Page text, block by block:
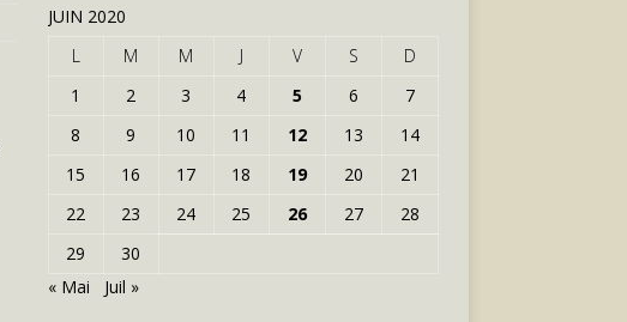
JUIN 2020
L
M M J V S
D
1
2 3 4 5 6
7
8
9 10 11 12 13
14
15
16 17 18 19 20
21
22
23 24 25 26 27
28
29
30
« Mai
Juil »